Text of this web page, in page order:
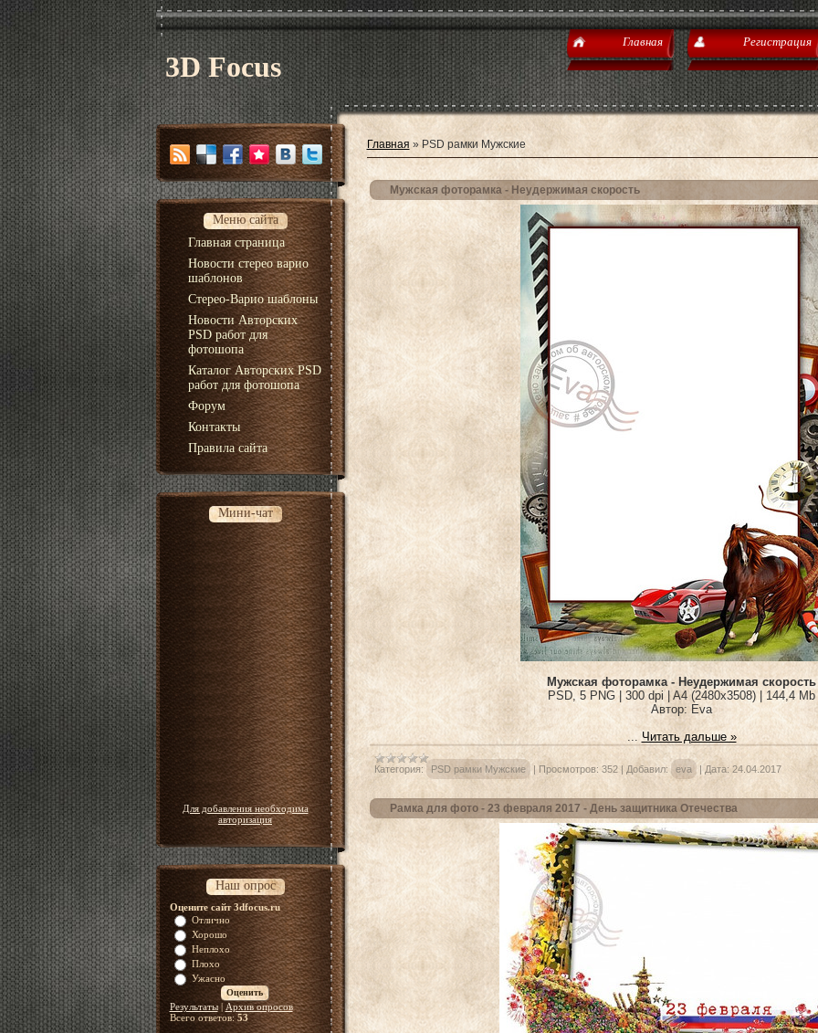
3D Focus
Главная Регистрация
Меню сайта
Главная страница
Новости стерео варио
шаблонов
Стерео-Варио шаблоны
Новости Авторских
PSD работ для
фотошопа
Каталог Авторских PSD
работ для фотошопа
Форум
Контакты
Правила сайта
Мини-чат
Для добавления необходима
авторизация
Наш опрос
Оцените сайт 3dfocus.ru
Отлично
Хорошо
Неплохо
Плохо
Ужасно
Результаты| Архив опросов
Всего ответов:53
Главная » PSD рамки Мужские
Мужская фоторамка - Неудержимая скорость
Мужская фоторамка - Неудержимая скорость
PSD, 5 PNG | 300 dpi | A4 (2480x3508) | 144,4 Mb
Автор: Eva
... Читать дальше »
Категория: PSD рамки Мужские | Просмотров: 352 | Добавил: eva | Дата: 24.04.2017
Рамка для фото - 23 февраля 2017 - День защитника Отечества